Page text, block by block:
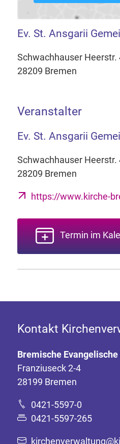
Ev. St. Ansgarii
Schwachhauser Heerstr.
28209 Bremen
Veranstalter
Ev. St. Ansgarii
Schwachhauser Heerstr.
28209 Bremen
https://www.kirche-
Termin im
Kontakt
Bremische
Franziuseck 2-4
28199 Bremen
0421-5597-0
0421-5597-265